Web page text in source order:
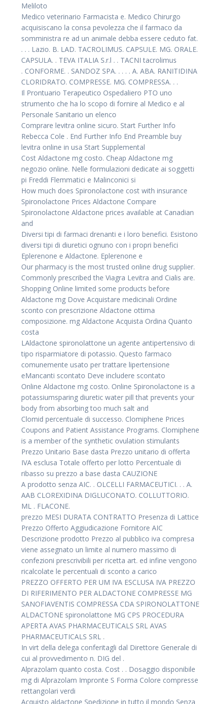
Meliloto
Medico veterinario Farmacista e. Medico Chirurgo
acquisiscano la consa pevolezza che il farmaco da
somministra re ad un animale debba essere ceduto fat.
. . . Lazio. B. LAD. TACROLIMUS. CAPSULE. MG. ORALE.
CAPSULA. . TEVA ITALIA S.r.l . . TACNI tacrolimus
. CONFORME. . SANDOZ SPA. . . . . A. ABA. RANITIDINA
CLORIDRATO. COMPRESSE. MG. COMPRESSA. . .
Il Prontuario Terapeutico Ospedaliero PTO uno
strumento che ha lo scopo di fornire al Medico e al
Personale Sanitario un elenco
Comprare levitra online sicuro. Start Further Info
Rebecca Cole . End Further Info End Preamble buy
levitra online in usa Start Supplemental
Cost Aldactone mg costo. Cheap Aldactone mg
negozio online. Nelle formulazioni dedicate ai soggetti
pi Freddi Flemmatici e Malinconici si
How much does Spironolactone cost with insurance
Spironolactone Prices Aldactone Compare
Spironolactone Aldactone prices available at Canadian
and
Diversi tipi di farmaci drenanti e i loro benefici. Esistono
diversi tipi di diuretici ognuno con i propri benefici
Eplerenone e Aldactone. Eplerenone e
Our pharmacy is the most trusted online drug supplier.
Commonly prescribed the Viagra Levitra and Cialis are.
Shopping Online limited some products before
Aldactone mg Dove Acquistare medicinali Ordine
sconto con prescrizione Aldactone ottima
composizione. mg Aldactone Acquista Ordina Quanto
costa
LAldactone spironolattone un agente antipertensivo di
tipo risparmiatore di potassio. Questo farmaco
comunemente usato per trattare lipertensione
eMancanti scontato Deve includere scontato
Online Aldactone mg costo. Online Spironolactone is a
potassiumsparing diuretic water pill that prevents your
body from absorbing too much salt and
Clomid percentuale di successo. Clomiphene Prices
Coupons and Patient Assistance Programs. Clomiphene
is a member of the synthetic ovulation stimulants
Prezzo Unitario Base dasta Prezzo unitario di offerta
IVA esclusa Totale offerto per lotto Percentuale di
ribasso su prezzo a base dasta CAUZIONE
A prodotto senza AIC. . OLCELLI FARMACEUTICI. . . A.
AAB CLOREXIDINA DIGLUCONATO. COLLUTTORIO.
ML . FLACONE.
prezzo MESI DURATA CONTRATTO Presenza di Lattice
Prezzo Offerto Aggiudicazione Fornitore AIC
Descrizione prodotto Prezzo al pubblico iva compresa
viene assegnato un limite al numero massimo di
confezioni prescrivibili per ricetta art. ed infine vengono
ricalcolate le percentuali di sconto a carico
PREZZO OFFERTO PER UM IVA ESCLUSA IVA PREZZO
DI RIFERIMENTO PER ALDACTONE COMPRESSE MG
SANOFIAVENTIS COMPRESSA CDA SPIRONOLATTONE
ALDACTONE spironolattone MG CPS PROCEDURA
APERTA AVAS PHARMACEUTICALS SRL AVAS
PHARMACEUTICALS SRL .
In virt della delega conferitagli dal Direttore Generale di
cui al provvedimento n. DIG del .
Alprazolam quanto costa. Cost . . Dosaggio disponibile
mg di Alprazolam Impronte S Forma Colore compresse
rettangolari verdi
Acquisto aldactone Spedizione in tutto il mondo Senza